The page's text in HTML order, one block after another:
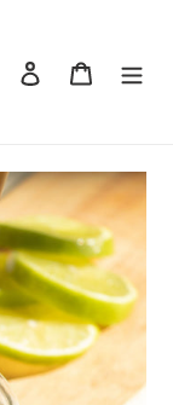
RechercherSe connecter
Panier